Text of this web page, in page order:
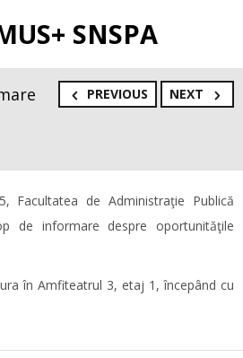
SNSPA
PREVIOUS NEXT
Facultatea de Administraţie Publică
de informare despre oportunităţile
în Amfiteatrul 3, etaj 1, începând cu